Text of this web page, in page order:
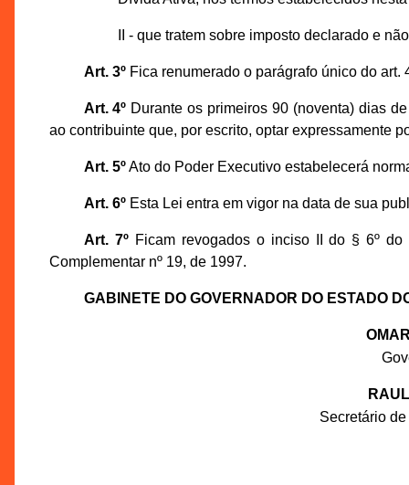
II - que tratem sobre imposto declarado e
Art. 3ºFica renumerado o parágrafo único do art.
Art. 4º Durante os primeiros 90 (noventa) dias
ao contribuinte que, por escrito, optar expressamente
Art. 5ºAto do Poder Executivo estabelecerá
Art. 6ºEsta Lei entra em vigor na data de sua
Art. 7ºFicam revogados o inciso II do § 6º
Complementar nº 19, de 1997.
GABINETE DO GOVERNADOR DO ESTADO
Secretário